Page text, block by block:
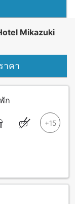
Mikazuki
าคา
ก